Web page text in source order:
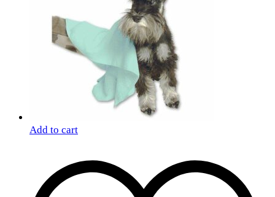
Add to cart